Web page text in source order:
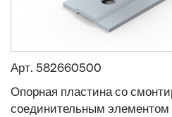
Арт. 582660500
Опорная пластина со
соединительным элементом